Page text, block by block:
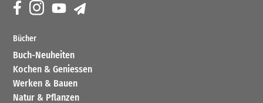
Bücher
Buch-Neuheiten
Kochen & Geniessen
Werken & Bauen
Natur & Pflanzen